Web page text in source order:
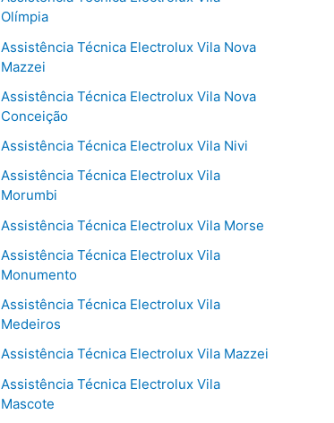
Olímpia
Assistência Técnica Electrolux Vila Nova
Mazzei
Assistência Técnica Electrolux Vila Nova
Conceição
Assistência Técnica Electrolux Vila Nivi
Assistência Técnica Electrolux Vila
Morumbi
Assistência Técnica Electrolux Vila Morse
Assistência Técnica Electrolux Vila
Monumento
Assistência Técnica Electrolux Vila
Medeiros
Assistência Técnica Electrolux Vila Mazzei
Assistência Técnica Electrolux Vila
Mascote